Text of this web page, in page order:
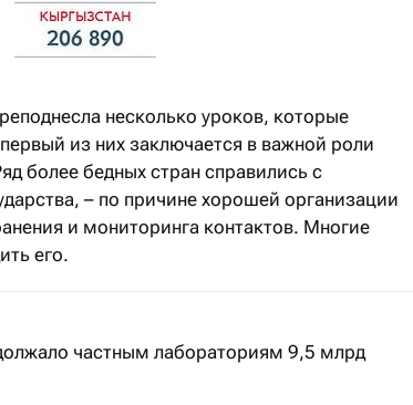
несколько уроков, которые
из них заключается в важной роли
более бедных стран справились с
– по причине хорошей организации
и мониторинга контактов. Многие
его.
частным лабораториям 9,5 млрд